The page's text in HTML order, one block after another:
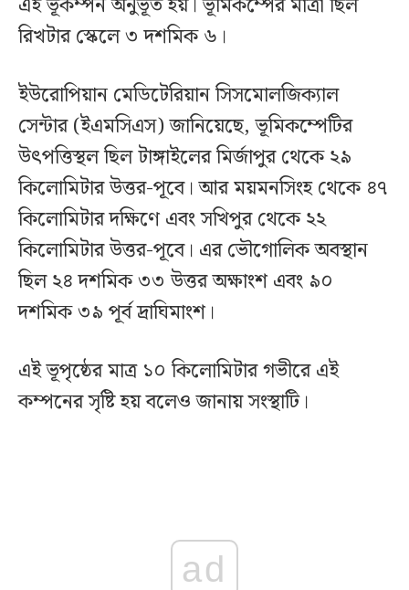
রিখটার স্কেলে ৩ দশমিক ৬।
ইউরোপিয়ান মেডিটেরিয়ান সিসমোলজিক্যাল
সেন্টার (ইএমসিএস) জানিয়েছে, ভূমিকম্পেটির
উৎপত্তিস্থল ছিল টাঙ্গাইলের মির্জাপুর থেকে ২৯
কিলোমিটার উত্তর-পূবে। আর ময়মনসিংহ থেকে ৪৭
কিলোমিটার দক্ষিণে এবং সখিপুর থেকে ২২
কিলোমিটার উত্তর-পূবে। এর ভৌগোলিক অবস্থান
ছিল ২৪ দশমিক ৩৩ উত্তর অক্ষাংশ এবং ৯০
দশমিক ৩৯ পূর্ব দ্রাঘিমাংশ।
এই ভূপৃষ্ঠের মাত্র ১০ কিলোমিটার গভীরে এই
কম্পনের সৃষ্টি হয় বলেও জানায় সংস্থাটি।
ad